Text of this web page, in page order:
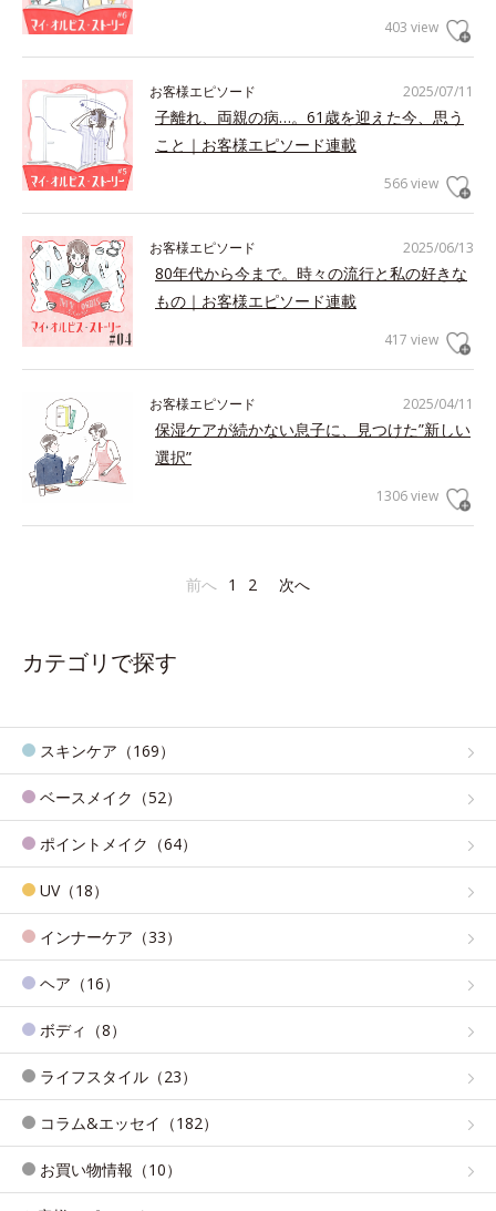
403 view
2025/07/11
お客様エピソード
子離れ、両親の病…。61歳を迎えた今、思う
こと｜お客様エピソード連載
566 view
2025/06/13
お客様エピソード
80年代から今まで。時々の流行と私の好きな
もの｜お客様エピソード連載
417 view
2025/04/11
お客様エピソード
保湿ケアが続かない息子に、見つけた”新しい
選択”
1306 view
前へ 1 2 次へ
カテゴリで探す
スキンケア（169）
ベースメイク（52）
ポイントメイク（64）
UV（18）
インナーケア（33）
ヘア（16）
ボディ（8）
ライフスタイル（23）
コラム&エッセイ（182）
お買い物情報（10）